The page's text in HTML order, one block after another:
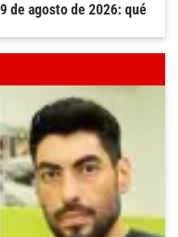
de agosto de 2026: qué